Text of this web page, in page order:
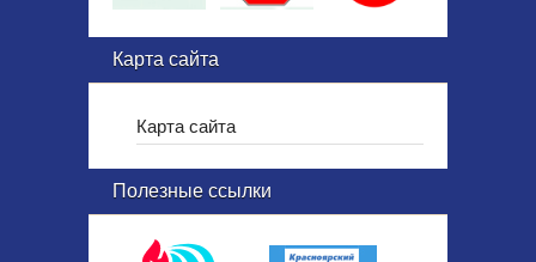
Карта сайта
Карта сайта
Полезные ссылки